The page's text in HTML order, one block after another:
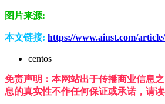
图片来源:
本文链接: https://www.aiust.com/
centos
免责声明：本网站出于传播商业信息
息的真实性不作任何保证或承诺，请